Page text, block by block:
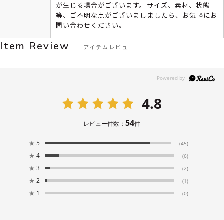
が生じる場合がございます。サイズ、素材、状態
等、ご不明な点がございましましたら、お気軽にお
問い合わせください。
Item Review アイテムレビュー
4.8
レビュー件数： 54件
★ 5 (45)
★ 4 (6)
★ 3 (2)
★ 2 (1)
★ 1 (0)